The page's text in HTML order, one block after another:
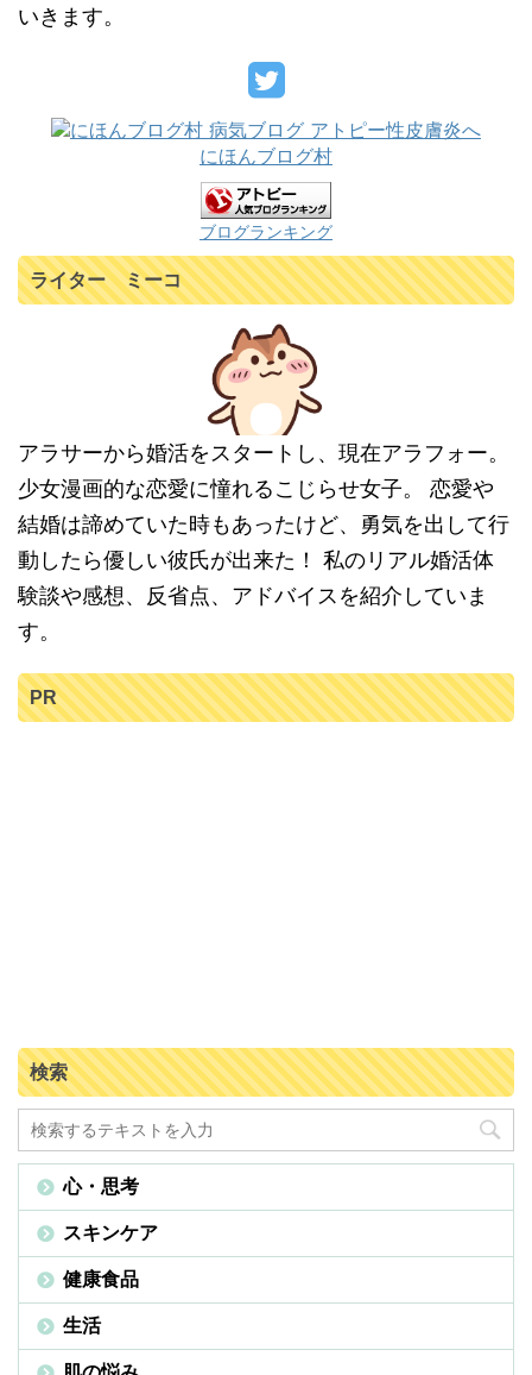
いきます。
にほんブログ村
ブログランキング
ライター ミーコ
アラサーから婚活をスタートし、現在アラフォー。
少女漫画的な恋愛に憧れるこじらせ女子。 恋愛や
結婚は諦めていた時もあったけど、勇気を出して行
動したら優しい彼氏が出来た！ 私のリアル婚活体
験談や感想、反省点、アドバイスを紹介していま
す。
PR
検索
心・思考
スキンケア
健康食品
生活